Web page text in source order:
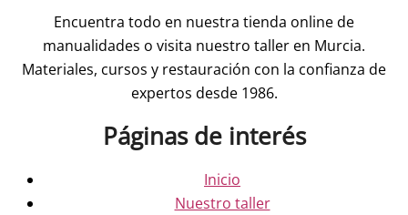
Encuentra todo en nuestra tienda online de
manualidades o visita nuestro taller en Murcia.
Materiales, cursos y restauración con la confianza de
expertos desde 1986.
Páginas de interés
Inicio
Nuestro taller